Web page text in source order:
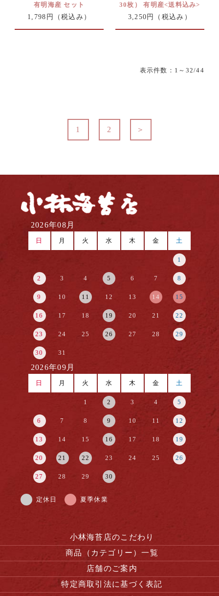
有明海産 セット
1,798円
（税込み）
30枚） 有明産<送料込み>
3,250円
（税込み）
表示件数： 1 ～32/44
1 2 ＞
2026年08月
日 月 火 水 木 金 土
1
2 3 4 5 6 7 8
9 10 11 12 13 14 15
16 17 18 19 20 21 22
23 24 25 26 27 28 29
30 31
2026年09月
日 月 火 水 木 金 土
1 2 3 4 5
6 7 8 9 10 11 12
13 14 15 16 17 18 19
20 21 22 23 24 25 26
27 28 29 30
定休日 夏季休業
小林海苔店のこだわり
商品（カテゴリー）一覧
店舗のご案内
特定商取引法に基づく表記